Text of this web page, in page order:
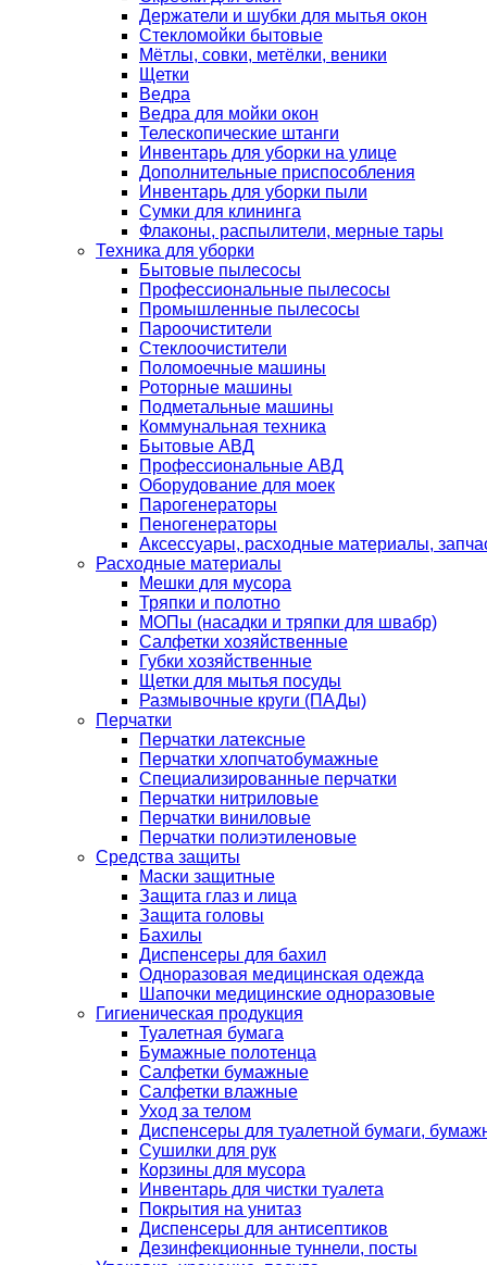
Держатели и шубки для мытья окон
Стекломойки бытовые
Мётлы, совки, метёлки, веники
Щетки
Ведра
Ведра для мойки окон
Телескопические штанги
Инвентарь для уборки на улице
Дополнительные приспособления
Инвентарь для уборки пыли
Сумки для клининга
Флаконы, распылители, мерные тары
Техника для уборки
Бытовые пылесосы
Профессиональные пылесосы
Промышленные пылесосы
Пароочистители
Стеклоочистители
Поломоечные машины
Роторные машины
Подметальные машины
Коммунальная техника
Бытовые АВД
Профессиональные АВД
Оборудование для моек
Парогенераторы
Пеногенераторы
Аксессуары, расходные материалы,
Расходные материалы
Мешки для мусора
Тряпки и полотно
МОПы (насадки и тряпки для швабр)
Салфетки хозяйственные
Губки хозяйственные
Щетки для мытья посуды
Размывочные круги (ПАДы)
Перчатки
Перчатки латексные
Перчатки хлопчатобумажные
Специализированные перчатки
Перчатки нитриловые
Перчатки виниловые
Перчатки полиэтиленовые
Средства защиты
Маски защитные
Защита глаз и лица
Защита головы
Бахилы
Диспенсеры для бахил
Одноразовая медицинская одежда
Шапочки медицинские одноразовые
Гигиеническая продукция
Туалетная бумага
Бумажные полотенца
Салфетки бумажные
Салфетки влажные
Уход за телом
Диспенсеры для туалетной бумаги,
Сушилки для рук
Корзины для мусора
Инвентарь для чистки туалета
Покрытия на унитаз
Диспенсеры для антисептиков
Дезинфекционные туннели, посты